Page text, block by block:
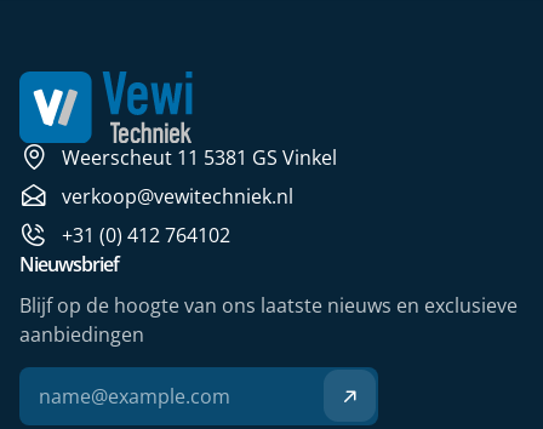
Weerscheut 11 5381 GS Vinkel
verkoop@vewitechniek.nl
+31 (0) 412 764102
Nieuwsbrief
Blijf op de hoogte van ons laatste nieuws en exclusieve
aanbiedingen